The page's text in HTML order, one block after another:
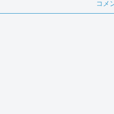
コメ